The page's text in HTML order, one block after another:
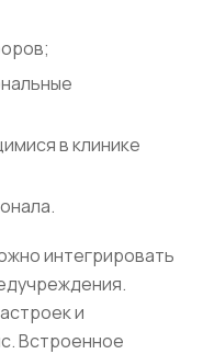
в клинике
интегрировать
и
Встроенное